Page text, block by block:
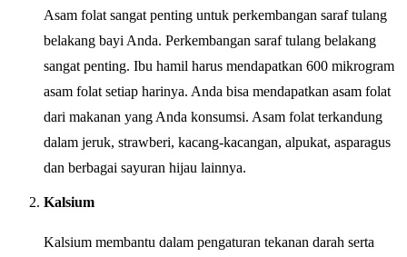
Asam folat sangat penting untuk perkembangan saraf tulang
belakang bayi Anda. Perkembangan saraf tulang belakang
sangat penting. Ibu hamil harus mendapatkan 600 mikrogram
asam folat setiap harinya. Anda bisa mendapatkan asam folat
dari makanan yang Anda konsumsi. Asam folat terkandung
dalam jeruk, strawberi, kacang-kacangan, alpukat, asparagus
dan berbagai sayuran hijau lainnya.
Kalsium
Kalsium membantu dalam pengaturan tekanan darah serta